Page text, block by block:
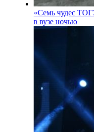
«Семь чудес
в вузе ночью